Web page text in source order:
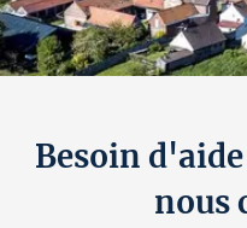
Besoin
nous